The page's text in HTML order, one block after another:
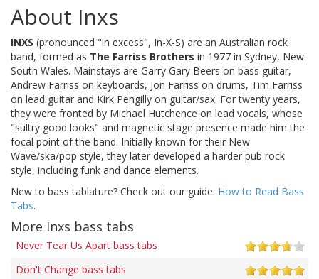
About Inxs
INXS (pronounced "in excess", In-X-S) are an Australian rock
band, formed as The Farriss Brothers in 1977 in Sydney, New
South Wales. Mainstays are Garry Gary Beers on bass guitar,
Andrew Farriss on keyboards, Jon Farriss on drums, Tim Farriss
on lead guitar and Kirk Pengilly on guitar/sax. For twenty years,
they were fronted by Michael Hutchence on lead vocals, whose
"sultry good looks" and magnetic stage presence made him the
focal point of the band. Initially known for their New
Wave/ska/pop style, they later developed a harder pub rock
style, including funk and dance elements.
New to bass tablature? Check out our guide: How to Read Bass
Tabs.
More Inxs bass tabs
Never Tear Us Apart bass tabs
Don't Change bass tabs